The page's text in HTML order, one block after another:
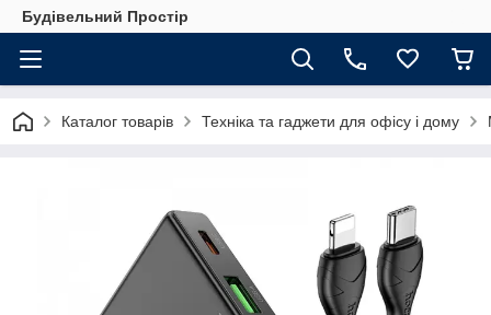
Будівельний Простір
Каталог товарів Техніка та гаджети для офісу і дому